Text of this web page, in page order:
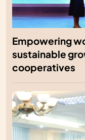
Empowering
sustainable
cooperatives